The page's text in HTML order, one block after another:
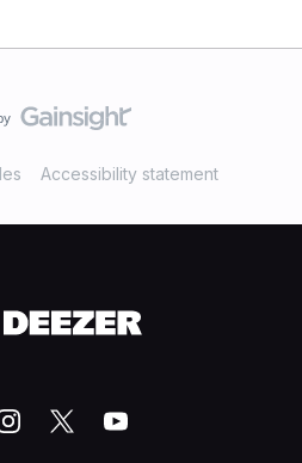
Accessibility statement